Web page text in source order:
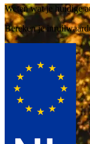
Weten wat je huidige
Bereken je